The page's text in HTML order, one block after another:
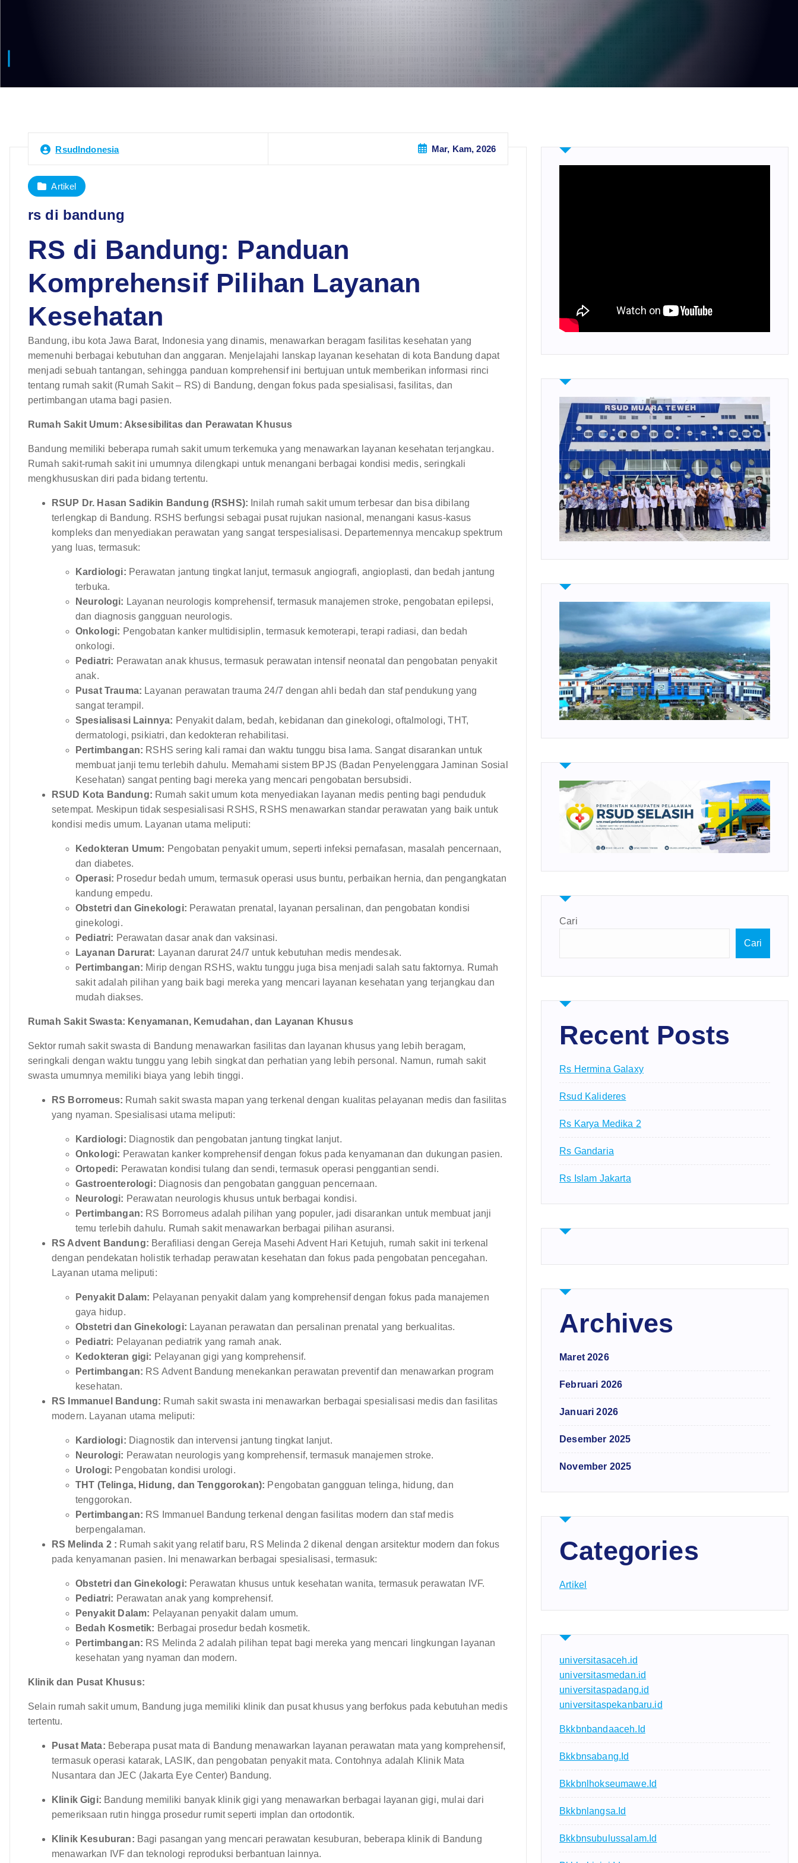
RsudIndonesia Mar, Kam, 2026
Artikel
rs di bandung
RS di Bandung: Panduan
Komprehensif Pilihan Layanan
Kesehatan
Bandung, ibu kota Jawa Barat, Indonesia yang dinamis, menawarkan beragam fasilitas kesehatan yang
memenuhi berbagai kebutuhan dan anggaran. Menjelajahi lanskap layanan kesehatan di kota Bandung dapat
menjadi sebuah tantangan, sehingga panduan komprehensif ini bertujuan untuk memberikan informasi rinci
tentang rumah sakit (Rumah Sakit – RS) di Bandung, dengan fokus pada spesialisasi, fasilitas, dan
pertimbangan utama bagi pasien.
Rumah Sakit Umum: Aksesibilitas dan Perawatan Khusus
Bandung memiliki beberapa rumah sakit umum terkemuka yang menawarkan layanan kesehatan terjangkau.
Rumah sakit-rumah sakit ini umumnya dilengkapi untuk menangani berbagai kondisi medis, seringkali
mengkhususkan diri pada bidang tertentu.
RSUP Dr. Hasan Sadikin Bandung (RSHS): Inilah rumah sakit umum terbesar dan bisa dibilang
terlengkap di Bandung. RSHS berfungsi sebagai pusat rujukan nasional, menangani kasus-kasus
kompleks dan menyediakan perawatan yang sangat terspesialisasi. Departemennya mencakup spektrum
yang luas, termasuk:
Kardiologi: Perawatan jantung tingkat lanjut, termasuk angiografi, angioplasti, dan bedah jantung
terbuka.
Neurologi: Layanan neurologis komprehensif, termasuk manajemen stroke, pengobatan epilepsi,
dan diagnosis gangguan neurologis.
Onkologi: Pengobatan kanker multidisiplin, termasuk kemoterapi, terapi radiasi, dan bedah
onkologi.
Pediatri: Perawatan anak khusus, termasuk perawatan intensif neonatal dan pengobatan penyakit
anak.
Pusat Trauma: Layanan perawatan trauma 24/7 dengan ahli bedah dan staf pendukung yang
sangat terampil.
Spesialisasi Lainnya: Penyakit dalam, bedah, kebidanan dan ginekologi, oftalmologi, THT,
dermatologi, psikiatri, dan kedokteran rehabilitasi.
Pertimbangan: RSHS sering kali ramai dan waktu tunggu bisa lama. Sangat disarankan untuk
membuat janji temu terlebih dahulu. Memahami sistem BPJS (Badan Penyelenggara Jaminan Sosial
Kesehatan) sangat penting bagi mereka yang mencari pengobatan bersubsidi.
RSUD Kota Bandung: Rumah sakit umum kota menyediakan layanan medis penting bagi penduduk
setempat. Meskipun tidak sespesialisasi RSHS, RSHS menawarkan standar perawatan yang baik untuk
kondisi medis umum. Layanan utama meliputi:
Kedokteran Umum: Pengobatan penyakit umum, seperti infeksi pernafasan, masalah pencernaan,
dan diabetes.
Operasi: Prosedur bedah umum, termasuk operasi usus buntu, perbaikan hernia, dan pengangkatan
kandung empedu.
Obstetri dan Ginekologi: Perawatan prenatal, layanan persalinan, dan pengobatan kondisi
ginekologi.
Pediatri: Perawatan dasar anak dan vaksinasi.
Layanan Darurat: Layanan darurat 24/7 untuk kebutuhan medis mendesak.
Pertimbangan: Mirip dengan RSHS, waktu tunggu juga bisa menjadi salah satu faktornya. Rumah
sakit adalah pilihan yang baik bagi mereka yang mencari layanan kesehatan yang terjangkau dan
mudah diakses.
Rumah Sakit Swasta: Kenyamanan, Kemudahan, dan Layanan Khusus
Sektor rumah sakit swasta di Bandung menawarkan fasilitas dan layanan khusus yang lebih beragam,
seringkali dengan waktu tunggu yang lebih singkat dan perhatian yang lebih personal. Namun, rumah sakit
swasta umumnya memiliki biaya yang lebih tinggi.
RS Borromeus: Rumah sakit swasta mapan yang terkenal dengan kualitas pelayanan medis dan fasilitas
yang nyaman. Spesialisasi utama meliputi:
Kardiologi: Diagnostik dan pengobatan jantung tingkat lanjut.
Onkologi: Perawatan kanker komprehensif dengan fokus pada kenyamanan dan dukungan pasien.
Ortopedi: Perawatan kondisi tulang dan sendi, termasuk operasi penggantian sendi.
Gastroenterologi: Diagnosis dan pengobatan gangguan pencernaan.
Neurologi: Perawatan neurologis khusus untuk berbagai kondisi.
Pertimbangan: RS Borromeus adalah pilihan yang populer, jadi disarankan untuk membuat janji
temu terlebih dahulu. Rumah sakit menawarkan berbagai pilihan asuransi.
RS Advent Bandung: Berafiliasi dengan Gereja Masehi Advent Hari Ketujuh, rumah sakit ini terkenal
dengan pendekatan holistik terhadap perawatan kesehatan dan fokus pada pengobatan pencegahan.
Layanan utama meliputi:
Penyakit Dalam: Pelayanan penyakit dalam yang komprehensif dengan fokus pada manajemen
gaya hidup.
Obstetri dan Ginekologi: Layanan perawatan dan persalinan prenatal yang berkualitas.
Pediatri: Pelayanan pediatrik yang ramah anak.
Kedokteran gigi: Pelayanan gigi yang komprehensif.
Pertimbangan: RS Advent Bandung menekankan perawatan preventif dan menawarkan program
kesehatan.
RS Immanuel Bandung: Rumah sakit swasta ini menawarkan berbagai spesialisasi medis dan fasilitas
modern. Layanan utama meliputi:
Kardiologi: Diagnostik dan intervensi jantung tingkat lanjut.
Neurologi: Perawatan neurologis yang komprehensif, termasuk manajemen stroke.
Urologi: Pengobatan kondisi urologi.
THT (Telinga, Hidung, dan Tenggorokan): Pengobatan gangguan telinga, hidung, dan
tenggorokan.
Pertimbangan: RS Immanuel Bandung terkenal dengan fasilitas modern dan staf medis
berpengalaman.
RS Melinda 2 : Rumah sakit yang relatif baru, RS Melinda 2 dikenal dengan arsitektur modern dan fokus
pada kenyamanan pasien. Ini menawarkan berbagai spesialisasi, termasuk:
Obstetri dan Ginekologi: Perawatan khusus untuk kesehatan wanita, termasuk perawatan IVF.
Pediatri: Perawatan anak yang komprehensif.
Penyakit Dalam: Pelayanan penyakit dalam umum.
Bedah Kosmetik: Berbagai prosedur bedah kosmetik.
Pertimbangan: RS Melinda 2 adalah pilihan tepat bagi mereka yang mencari lingkungan layanan
kesehatan yang nyaman dan modern.
Klinik dan Pusat Khusus:
Selain rumah sakit umum, Bandung juga memiliki klinik dan pusat khusus yang berfokus pada kebutuhan medis
tertentu.
Pusat Mata: Beberapa pusat mata di Bandung menawarkan layanan perawatan mata yang komprehensif,
termasuk operasi katarak, LASIK, dan pengobatan penyakit mata. Contohnya adalah Klinik Mata
Nusantara dan JEC (Jakarta Eye Center) Bandung.
Klinik Gigi: Bandung memiliki banyak klinik gigi yang menawarkan berbagai layanan gigi, mulai dari
pemeriksaan rutin hingga prosedur rumit seperti implan dan ortodontik.
Klinik Kesuburan: Bagi pasangan yang mencari perawatan kesuburan, beberapa klinik di Bandung
menawarkan IVF dan teknologi reproduksi berbantuan lainnya.
Cari
Cari
Recent Posts
Rs Hermina Galaxy
Rsud Kalideres
Rs Karya Medika 2
Rs Gandaria
Rs Islam Jakarta
Archives
Maret 2026
Februari 2026
Januari 2026
Desember 2025
November 2025
Categories
Artikel
universitasaceh.id
universitasmedan.id
universitaspadang.id
universitaspekanbaru.id
Bkkbnbandaaceh.id
Bkkbnsabang.id
Bkkbnlhokseumawe.id
Bkkbnlangsa.id
Bkkbnsubulussalam.id